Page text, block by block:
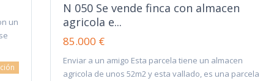
un
N 050 Se vende finca con almacen
agricola e...
85.000 €
Enviar a un amigo Esta parcela tiene un almacen
agricola de unos 52m2 y esta vallado, es una parcela